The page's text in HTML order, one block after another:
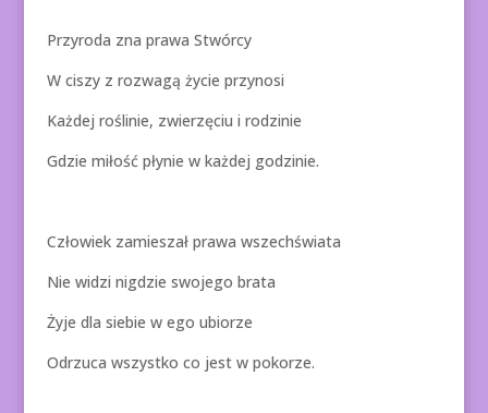
Przyroda zna prawa Stwórcy
W ciszy z rozwagą życie przynosi
Każdej roślinie, zwierzęciu i rodzinie
Gdzie miłość płynie w każdej godzinie.
Człowiek zamieszał prawa wszechświata
Nie widzi nigdzie swojego brata
Żyje dla siebie w ego ubiorze
Odrzuca wszystko co jest w pokorze.